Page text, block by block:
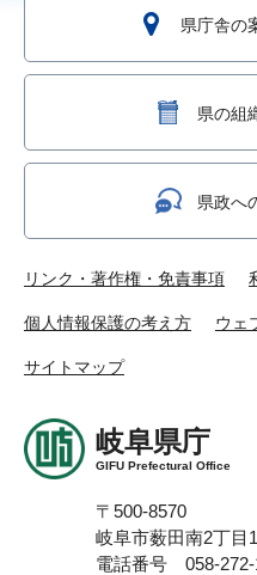
県庁舎の
県の組
県政へ
リンク・著作権・免責事項
個人情報保護の考え方 ウェ
サイトマップ
岐阜県庁
GIFU Prefectural Office
〒500-8570
岐阜市薮田南2丁目
電話番号 058-272-